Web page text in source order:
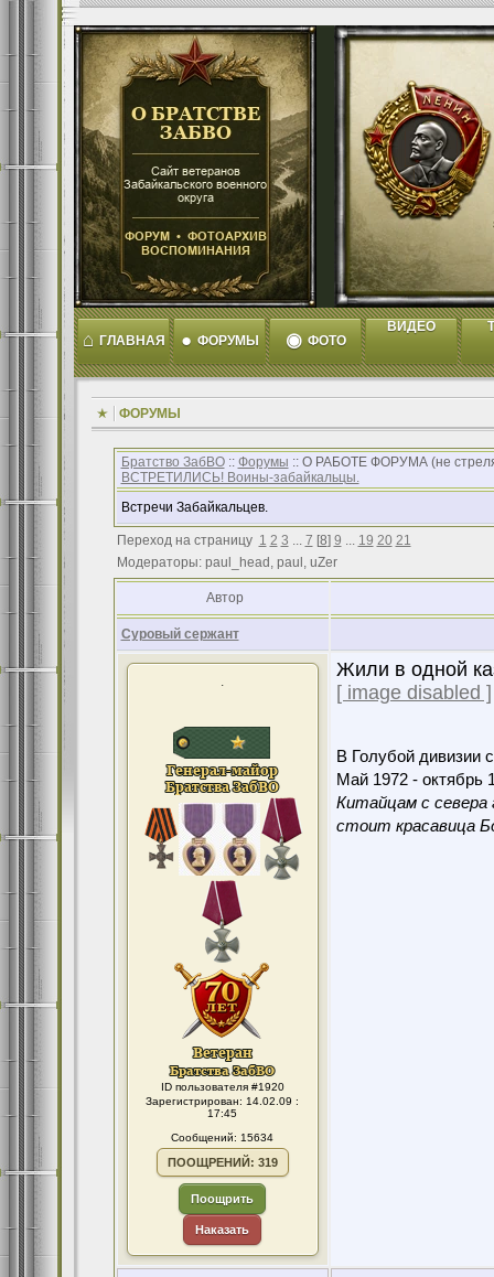
⌂ ГЛАВНАЯ ● ФОРУМЫ ◉ ФОТО
ВИДЕО
ФОРУМЫ
Братство ЗабВО:: Форумы :: О РАБОТЕ ФОРУМА (не
ВСТРЕТИЛИСЬ! Воины-забайкальцы.
Встречи Забайкальцев.
Переход на страницу 1 2 3 ... 7 [8] 9 ... 19 20 21
Модераторы: paul_head, paul, uZer
Автор
Суровый сержант
.
ID пользователя #1920
Зарегистрирован: 14.02.09 :
17:45
Сообщений: 15634
ПООЩРЕНИЙ: 319
Поощрить
Наказать
Жили в одной
[ image disabled ]
В Голубой дивизии
Май 1972 - октябрь
Китайцам с севера
стоит красавица